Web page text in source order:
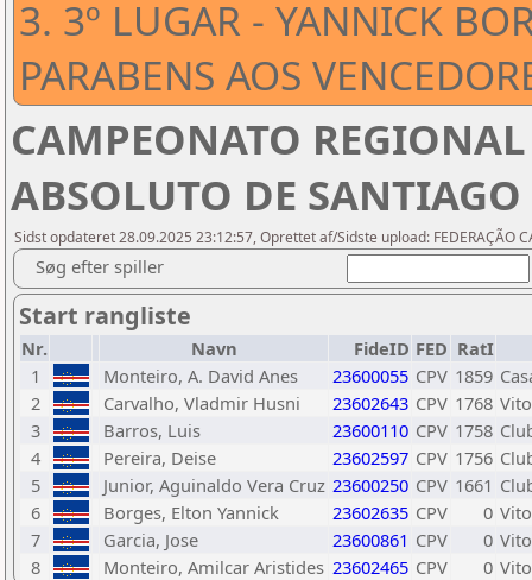
3. 3º LUGAR - YANNICK
PARABENS AOS
CAMPEONATO
ABSOLUTO DE
Sidst opdateret 28.09.2025 23:12:57, Oprettet af/Sidste upload: FEDERAÇÃO
Søg efter spiller
Start rangliste
Nr. Navn FideID FED RatI
1
Monteiro, A. David Anes 23600055 CPV 1859
2
Carvalho, Vladmir Husni 23602643 CPV 1768
3
Barros, Luis 23600110 CPV 1758
4
Pereira, Deise 23602597 CPV 1756
5
Junior, Aguinaldo Vera Cruz 23600250 CPV 1661
6
Borges, Elton Yannick 23602635 CPV 0
7
Garcia, Jose 23600861 CPV 0
8
Monteiro, Amilcar Aristides 23602465 CPV 0